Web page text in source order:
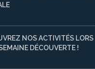
NOS ACTIVITÉS LORS
DÉCOUVERTE !